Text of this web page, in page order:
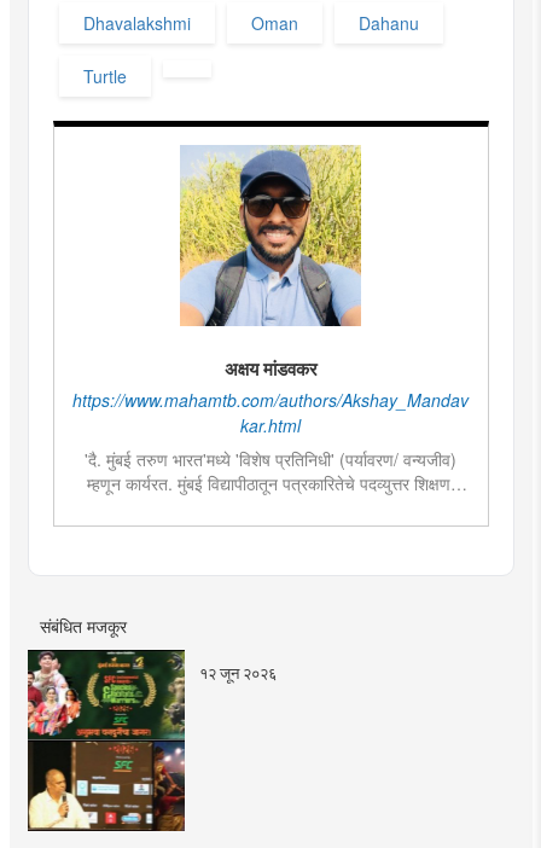
Dhavalakshmi Oman Dahanu
Turtle
अक्षय मांडवकर
https://www.mahamtb.com/authors/Akshay_Mandav
kar.html
'दै. मुंबई तरुण भारत'मध्ये 'विशेष प्रतिनिधी' (पर्यावरण/ वन्यजीव)
म्हणून कार्यरत. मुंबई विद्यापीठातून पत्रकारितेचे पदव्युत्तर शिक्षण.
वन्यजीव क्षेत्राची आवड असल्याने त्यासंबंधीच्या वृत्तांकनामध्ये विशेष
सहभाग. भारतीय शास्त्रीय नृत्यशैलीतील 'कथ्थक' नृत्यात विशेष
संबंधित मजकूर
१२ जून २०२६